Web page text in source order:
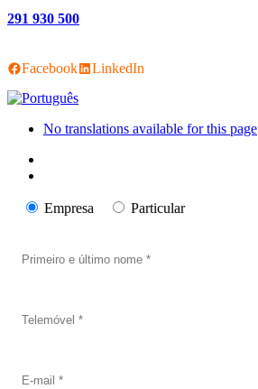
291 930 500
Facebook LinkedIn
No translations available for this page
Empresa Particular